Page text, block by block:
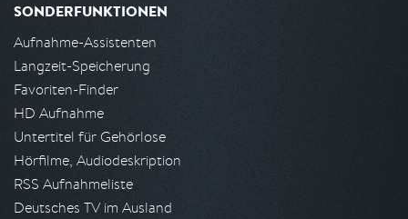
SONDERFUNKTIONEN
Aufnahme-Assistenten
Langzeit-Speicherung
Favoriten-Finder
HD Aufnahme
Untertitel für Gehörlose
Hörfilme, Audiodeskription
RSS Aufnahmeliste
Deutsches TV im Ausland